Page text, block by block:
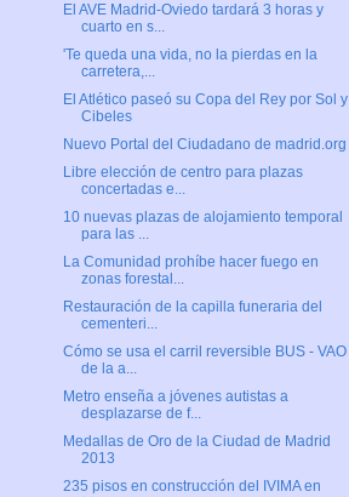
El AVE Madrid-Oviedo tardará 3 horas y
cuarto en s...
'Te queda una vida, no la pierdas en la
carretera,...
El Atlético paseó su Copa del Rey por Sol y
Cibeles
Nuevo Portal del Ciudadano de madrid.org
Libre elección de centro para plazas
concertadas e...
10 nuevas plazas de alojamiento temporal
para las ...
La Comunidad prohíbe hacer fuego en
zonas forestal...
Restauración de la capilla funeraria del
cementeri...
Cómo se usa el carril reversible BUS - VAO
de la a...
Metro enseña a jóvenes autistas a
desplazarse de f...
Medallas de Oro de la Ciudad de Madrid
2013
235 pisos en construcción del IVIMA en